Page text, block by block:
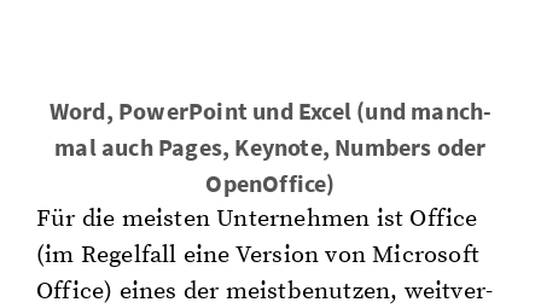
Word, Power­Point und Excel (und manch­
mal auch Pages, Keyno­te, Num­bers oder
Open­Of­fice)
Für die meis­ten Un­ter­neh­men ist Of­fice
(im Re­gel­fall eine Ver­si­on von Mi­cro­soft
Of­fice) eines der meist­be­nut­zen, weit­ver­